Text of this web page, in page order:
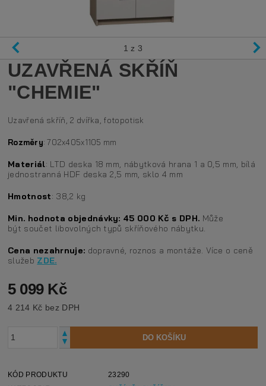
1 z 3
UZAVŘENÁ SKŘÍŇ
"CHEMIE"
Uzavřená skříň, 2 dvířka, fotopotisk
Rozměry: 702x405x1105 mm
Materiál: LTD deska 18 mm, nábytková hrana 1 a 0,5 mm, bílá
jednostranná HDF deska 2,5 mm, sklo 4 mm
Hmotnost: 38,2 kg
Min. hodnota objednávky: 45 000 Kč s DPH. Může
být součet libovolných typů skříňového nábytku.
Cena nezahrnuje: dopravné, roznos a montáže. Více o ceně
služeb ZDE.
5 099 Kč
4 214 Kč bez DPH
KÓD PRODUKTU
23290